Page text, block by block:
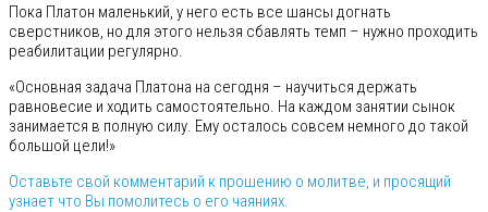
Пока Платон маленький, у него есть все шансы догнать
сверстников, но для этого нельзя сбавлять темп – нужно проходить
реабилитации регулярно.
«Основная задача Платона на сегодня – научиться держать
равновесие и ходить самостоятельно. На каждом занятии сынок
занимается в полную силу. Ему осталось совсем немного до такой
большой цели!»
Оставьте свой комментарий к прошению о молитве, и просящий
узнает что Вы помолитесь о его чаяниях.